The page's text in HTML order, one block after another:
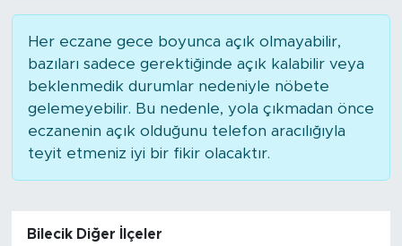
Her eczane gece boyunca açık olmayabilir,
bazıları sadece gerektiğinde açık kalabilir veya
beklenmedik durumlar nedeniyle nöbete
gelemeyebilir. Bu nedenle, yola çıkmadan önce
eczanenin açık olduğunu telefon aracılığıyla
teyit etmeniz iyi bir fikir olacaktır.
Bilecik Diğer İlçeler